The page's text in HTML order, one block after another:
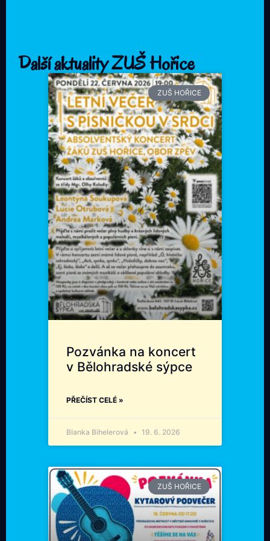
Další aktuality ZUŠ Hořice
ZUŠ HOŘICE
Pozvánka na koncert
v Bělohradské sýpce
PŘEČÍST CELÉ »
Blanka Bihelerová 19. 6. 2026
ZUŠ HOŘICE